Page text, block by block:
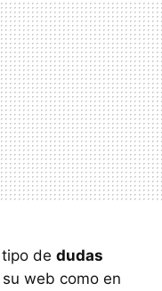
de dudas
web como en